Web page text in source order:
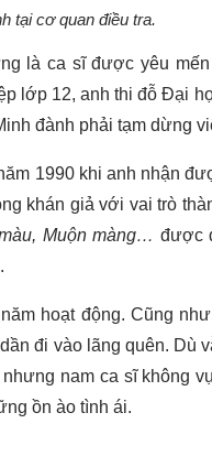
tại cơ quan điều tra.
là ca sĩ được yêu
lớp 12, anh thi đỗ Đại
đành phải tạm dừng
1990 khi anh nhận
khán giả với vai trò
Muộn màng… được
hoạt động. Cũng
đi vào lãng quên. Dù
nam ca sĩ không
ồn ào tình ái.